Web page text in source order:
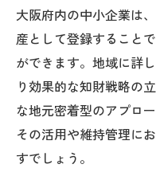
大阪府内の中小企業は
産として登録すること
ができます。地域に詳
り効果的な知財戦略の
な地元密着型のアプロ
その活用や維持管理に
すでしょう。